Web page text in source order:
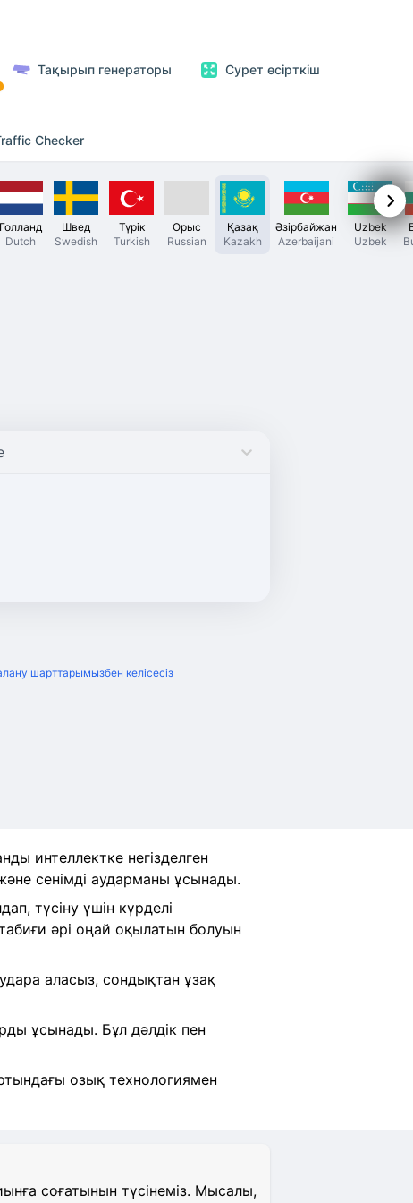
Тақырып генераторы Сурет өсірткіш
Checker
Голланд
Dutch
Швед
Swedish
Түрік
Turkish
Орыс
Russian
Қазақ
Kazakh
Әзірбайжан
Azerbaijani
Uzbek
Uzbek
шарттарымызбен келісесіз
интеллектке негізделген
сенімді аударманы ұсынады.
түсіну үшін күрделі
әрі оңай оқылатын болуын
аласыз, сондықтан ұзақ
ұсынады. Бұл дәлдік пен
озық технологиямен
соғатынын түсінеміз. Мысалы,